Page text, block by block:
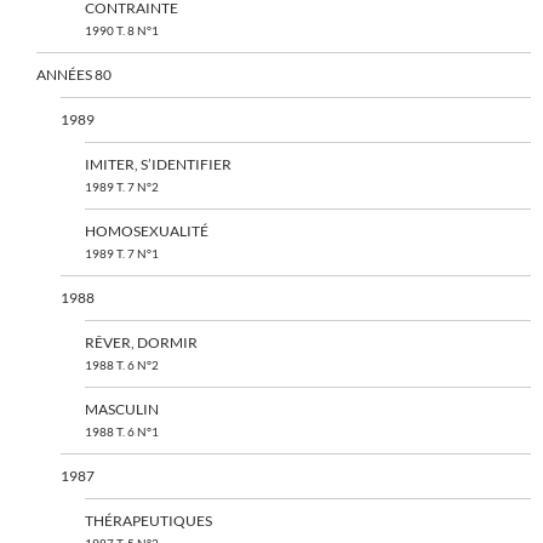
CONTRAINTE
1990 T. 8 N°1
ANNÉES 80
1989
IMITER, S’IDENTIFIER
1989 T. 7 N°2
HOMOSEXUALITÉ
1989 T. 7 N°1
1988
RÊVER, DORMIR
1988 T. 6 N°2
MASCULIN
1988 T. 6 N°1
1987
THÉRAPEUTIQUES